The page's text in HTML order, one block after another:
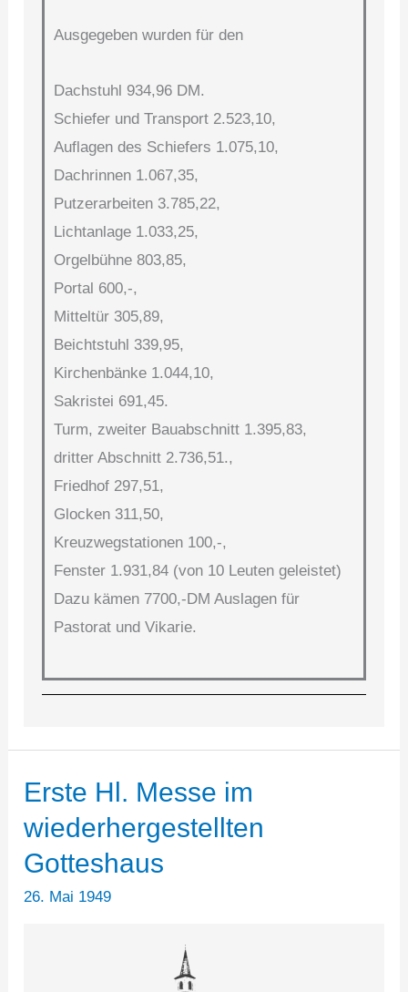
Ausgegeben wurden für den
Dachstuhl 934,96 DM.
Schiefer und Transport 2.523,10,
Auflagen des Schiefers 1.075,10,
Dachrinnen 1.067,35,
Putzerarbeiten 3.785,22,
Lichtanlage 1.033,25,
Orgelbühne 803,85,
Portal 600,-,
Mitteltür 305,89,
Beichtstuhl 339,95,
Kirchenbänke 1.044,10,
Sakristei 691,45.
Turm, zweiter Bauabschnitt 1.395,83,
dritter Abschnitt 2.736,51.,
Friedhof 297,51,
Glocken 311,50,
Kreuzwegstationen 100,-,
Fenster 1.931,84 (von 10 Leuten geleistet)
Dazu kämen 7700,-DM Auslagen für
Pastorat und Vikarie.
Erste Hl. Messe im
wiederhergestellten
Gotteshaus
26. Mai 1949